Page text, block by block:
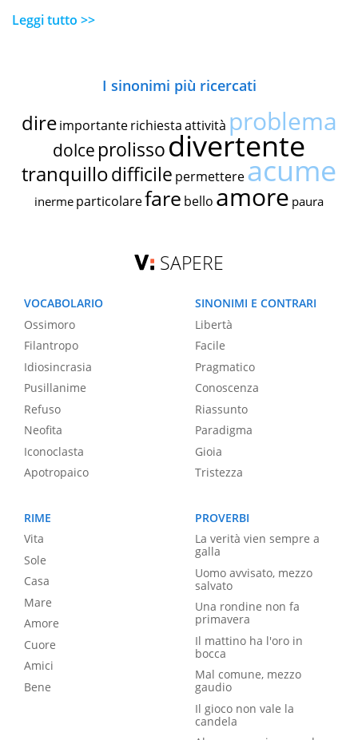
Leggi tutto >>
I sinonimi più ricercati
dire importante richiestaattività problema
dolce prolissodivertente
tranquillodifficile permettereacume
inerme particolarefare bello amore paura
SAPERE
VOCABOLARIO
Ossimoro
Filantropo
Idiosincrasia
Pusillanime
Refuso
Neofita
Iconoclasta
Apotropaico
SINONIMI E CONTRARI
Libertà
Facile
Pragmatico
Conoscenza
Riassunto
Paradigma
Gioia
Tristezza
RIME
Vita
Sole
Casa
Mare
Amore
Cuore
Amici
Bene
PROVERBI
La verità vien sempre a
galla
Uomo avvisato, mezzo
salvato
Una rondine non fa
primavera
Il mattino ha l'oro in
bocca
Mal comune, mezzo
gaudio
Il gioco non vale la
candela